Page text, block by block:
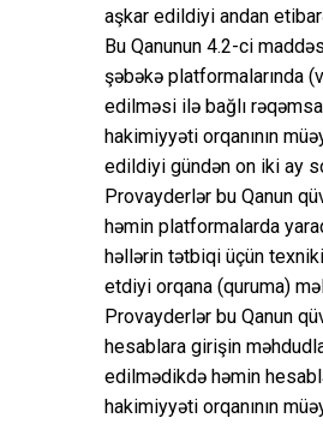
aşkar edildiyi andan
Bu Qanunun 4.2-ci
şəbəkə platformalarında
edilməsi ilə bağlı
hakimiyyəti orqanının
edildiyi gündən on iki ay
Provayderlər bu Qanun
həmin platformalarda
həllərin tətbiqi üçün
etdiyi orqana (quruma)
Provayderlər bu Qanun
hesablara girişin
edilmədikdə həmin
hakimiyyəti orqanının